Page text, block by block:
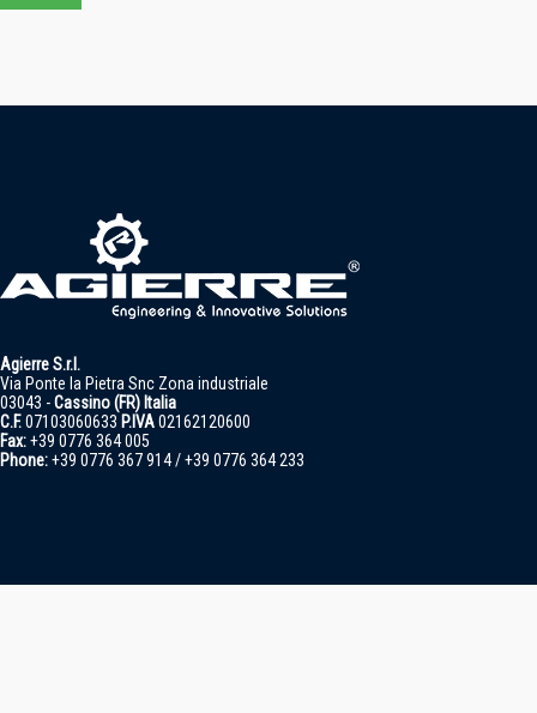
Agierre S.r.l.
Via Ponte la Pietra Snc Zona industriale
03043 -Cassino (FR) Italia
C.F.07103060633 P.IVA02162120600
Fax:+39 0776 364 005
Phone:+39 0776 367 914 / +39 0776 364 233